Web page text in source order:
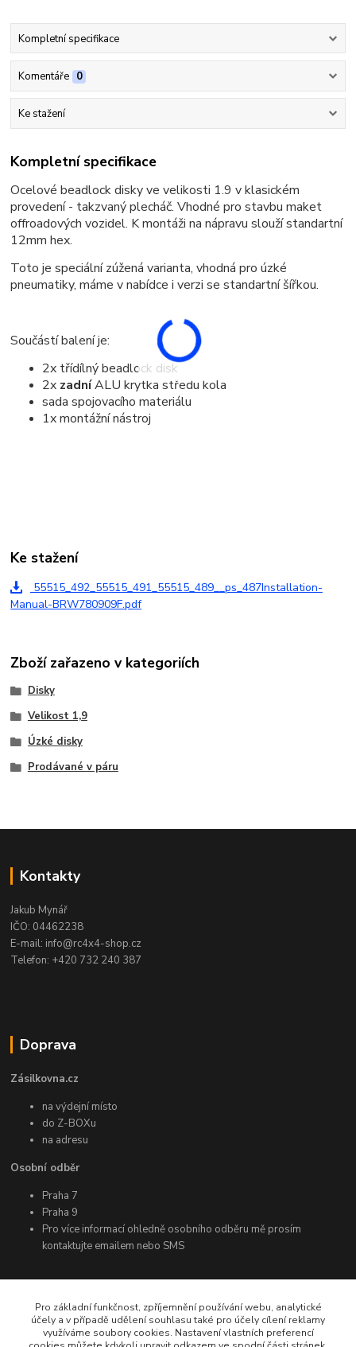
Kompletní specifikace
Komentáře 0
Ke stažení
Kompletní specifikace
Ocelové beadlock disky ve velikosti 1.9 v klasickém
provedení - takzvaný plecháč. Vhodné pro stavbu maket
offroadových vozidel. K montáži na nápravu slouží standartní
12mm hex.
Toto je speciální zúžená varianta, vhodná pro úzké
pneumatiky, máme v nabídce i verzi se standartní šířkou.
Součástí balení je:
2x třídílný beadlock disk
2x zadníALU krytka středu kola
sada spojovacího materiálu
1x montážní nástroj
Ke stažení
55515_492_55515_491_55515_489__ps_487Installation-
Manual-BRW780909F.pdf
Zboží zařazeno v kategoriích
Disky
Velikost 1,9
Úzké disky
Prodávané v páru
Kontakty
Jakub Mynář
IČO: 04462238
E-mail: info@rc4x4-shop.cz
Telefon: +420 732 240 387
Doprava
Zásilkovna.cz
na výdejní místo
do Z-BOXu
na adresu
Osobní odběr
Praha 7
Praha 9
Pro více informací ohledně osobního odběru mě prosím
kontaktujte emailem nebo SMS
Další informace
Facebook
Pro základní funkčnost, zpříjemnění používání webu, analytické
účely a v případě udělení souhlasu také pro účely cílení reklamy
využíváme soubory cookies. Nastavení vlastních preferencí